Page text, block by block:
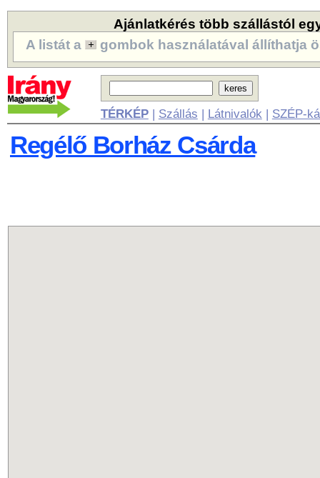
Ajánlatkérés több szállástól
A listát a
gombok használatával állíthatja
TÉRKÉP| Szállás | Látnivalók | SZÉP-
Regélő Borház Csárda